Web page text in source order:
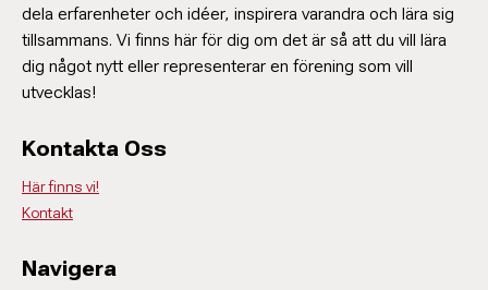
dela erfarenheter och idéer, inspirera varandra och lära sig
tillsammans. Vi finns här för dig om det är så att du vill lära
dig något nytt eller representerar en förening som vill
utvecklas!
Kontakta Oss
Här finns vi!
Kontakt
Navigera